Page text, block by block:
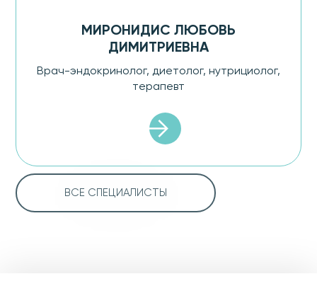
МИРОНИДИС ЛЮБОВЬ
ДИМИТРИЕВНА
Врач-эндокринолог, диетолог, нутрициолог,
терапевт
ВСЕ СПЕЦИАЛИСТЫ